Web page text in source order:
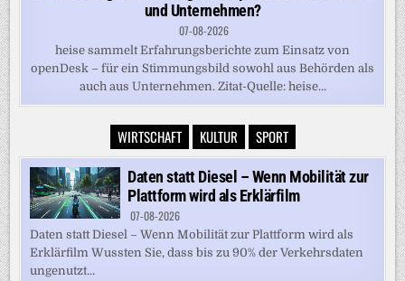
und Unternehmen?
07-08-2026
heise sammelt Erfahrungsberichte zum Einsatz von
openDesk – für ein Stimmungsbild sowohl aus Behörden als
auch aus Unternehmen. Zitat-Quelle: heise...
WIRTSCHAFT KULTUR SPORT
Daten statt Diesel – Wenn Mobilität zur
Plattform wird als Erklärfilm
07-08-2026
Daten statt Diesel – Wenn Mobilität zur Plattform wird als
Erklärfilm Wussten Sie, dass bis zu 90% der Verkehrsdaten
ungenutzt...